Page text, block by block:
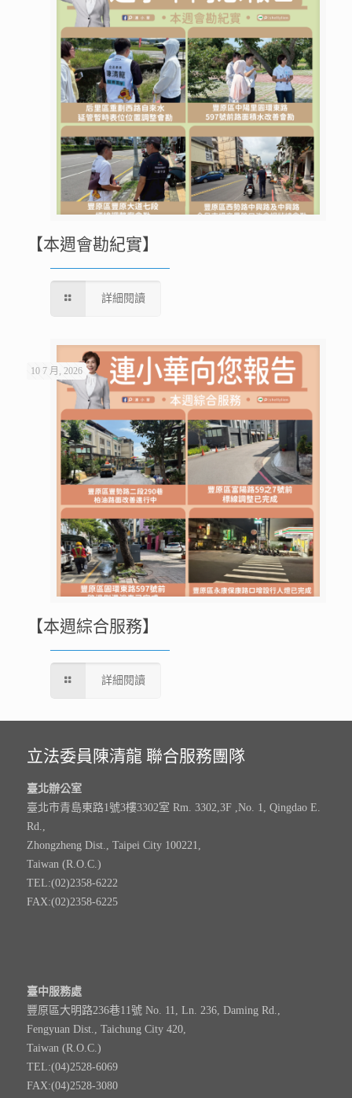
【本週會勘紀實】
詳細閱讀
10 7 月, 2026
【本週綜合服務】
詳細閱讀
立法委員陳清龍 聯合服務團隊
臺北辦公室
臺北市青島東路1號3樓3302室 Rm. 3302,3F ,No. 1, Qingdao E.
Rd.,
Zhongzheng Dist., Taipei City 100221,
Taiwan (R.O.C.)
TEL:(02)2358-6222
FAX:(02)2358-6225
臺中服務處
豐原區大明路236巷11號 No. 11, Ln. 236, Daming Rd.,
Fengyuan Dist., Taichung City 420,
Taiwan (R.O.C.)
TEL:(04)2528-6069
FAX:(04)2528-3080